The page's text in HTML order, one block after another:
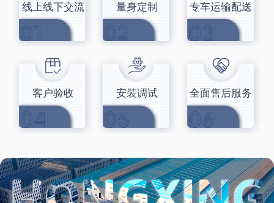
线上线下交流 量身定制 专车运输配送
客户验收 安装调试 全面售后服务